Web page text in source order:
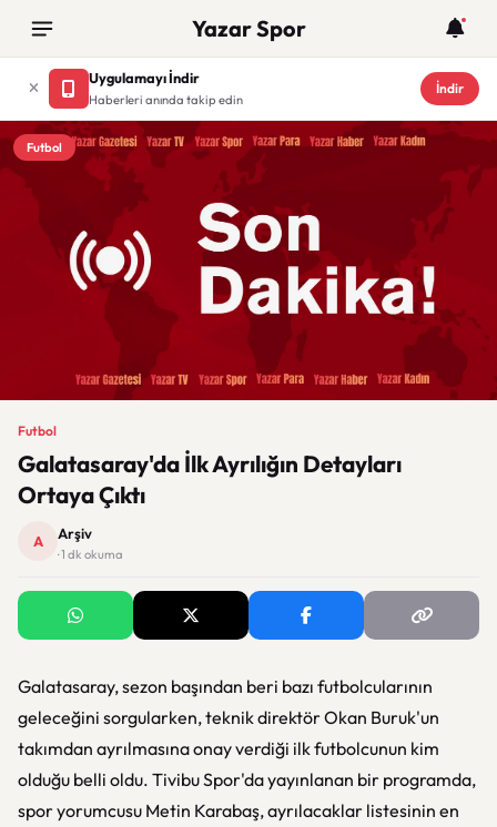
Yazar Spor
Uygulamayı İndir
Haberleri anında takip edin
İndir
Futbol
Futbol
Galatasaray'da İlk Ayrılığın Detayları
Ortaya Çıktı
A Arşiv
· 1 dk okuma
Galatasaray, sezon başından beri bazı futbolcularının
geleceğini sorgularken, teknik direktör Okan Buruk'un
takımdan ayrılmasına onay verdiği ilk futbolcunun kim
olduğu belli oldu. Tivibu Spor'da yayınlanan bir programda,
spor yorumcusu Metin Karabaş, ayrılacaklar listesinin en